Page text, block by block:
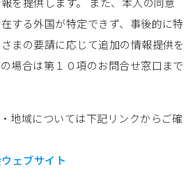
する外国が特定できず、事後的に特
まの要請に応じて追加の情報提供を
場合は第１０項のお問合せ窓口まで
地域については下記リンクからご確
ェブサイト